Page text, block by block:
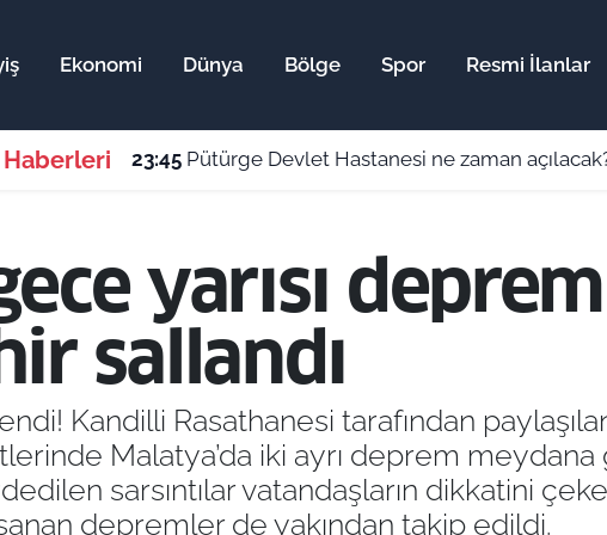
Ekonomi Dünya Bölge Spor Resmi İlanlar
Haberleri 23:45 Pütürge Devlet Hastanesi ne zaman
yarısı
sallandı
Kandilli Rasathanesi tarafından
Malatya’da iki ayrı deprem
sarsıntılar vatandaşların dikkatini
depremler de yakından takip edildi.